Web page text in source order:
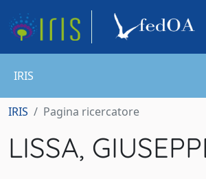
IRIS
IRIS Pagina ricercatore
LISSA,